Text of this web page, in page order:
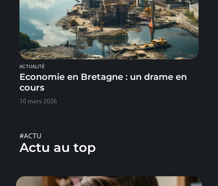
ACTUALITÉ
Economie en Bretagne : un drame en
cours
10 mars 2026
#ACTU
Actu au top